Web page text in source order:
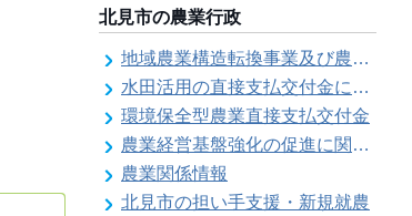
北見市の農業行政
地域農業構造転換事業及び農地利用効率化等支援事業にかかる要望調査
水田活用の直接支払交付金に係る水田収益力強化ビジョン
環境保全型農業直接支払交付金
農業経営基盤強化の促進に関する基本構想
農業関係情報
北見市の担い手支援・新規就農